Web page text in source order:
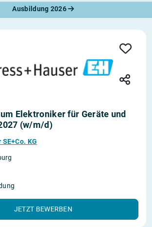
Ausbildung 2026
Elektroniker für Geräte und
(w/m/d)
KG
JETZT BEWERBEN